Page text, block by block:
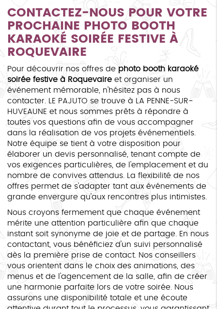
CONTACTEZ-NOUS POUR VOTRE
PROCHAINE PHOTO BOOTH
KARAOKÉ SOIRÉE FESTIVE À
ROQUEVAIRE
Pour découvrir nos offres de photo booth karaoké
soirée festive à Roquevaire et organiser un
événement mémorable, n'hésitez pas à nous
contacter. LE PAJUTO se trouve à LA PENNE-SUR-
HUVEAUNE et nous sommes prêts à répondre à
toutes vos questions afin de vous accompagner
dans la réalisation de vos projets événementiels.
Notre équipe se tient à votre disposition pour
élaborer un devis personnalisé, tenant compte de
vos exigences particulières, de l'emplacement et du
nombre de convives attendus. La flexibilité de nos
offres permet de s'adapter tant aux événements de
grande envergure qu'aux rencontres plus intimistes.
Nous croyons fermement que chaque événement
mérite une attention particulière afin que chaque
instant soit synonyme de joie et de partage. En nous
contactant, vous bénéficiez d'un suivi personnalisé
dès la première prise de contact. Nos conseillers
vous orientent dans le choix des animations, des
menus et de l'agencement de la salle, afin de créer
une harmonie parfaite lors de votre soirée. Nous
assurons une disponibilité totale et une écoute